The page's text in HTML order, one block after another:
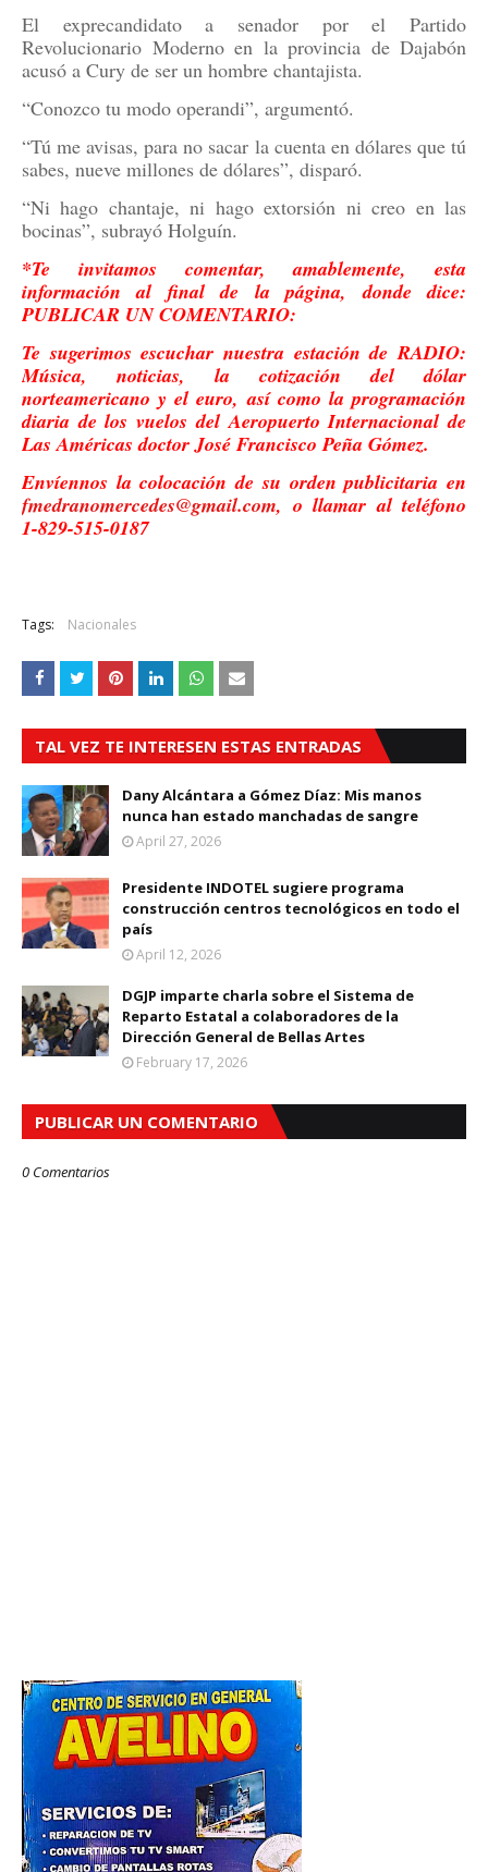
El exprecandidato a senador por el Partido
Revolucionario Moderno en la provincia de Dajabón
acusó a Cury de ser un hombre chantajista.
“Conozco tu modo operandi”, argumentó.
“Tú me avisas, para no sacar la cuenta en dólares que tú
sabes, nueve millones de dólares”, disparó.
“Ni hago chantaje, ni hago extorsión ni creo en las
bocinas”, subrayó Holguín.
*Te invitamos comentar, amablemente, esta
información al final de la página, donde dice:
PUBLICAR UN COMENTARIO:
Te sugerimos escuchar nuestra estación de RADIO:
Música, noticias, la cotización del dólar
norteamericano y el euro, así como la programación
diaria de los vuelos del Aeropuerto Internacional de
Las Américas doctor José Francisco Peña Gómez.
Envíennos la colocación de su orden publicitaria en
fmedranomercedes@gmail.com, o llamar al teléfono
1-829-515-0187
Tags: Nacionales
TAL VEZ TE INTERESEN ESTAS ENTRADAS
Dany Alcántara a Gómez Díaz: Mis manos
nunca han estado manchadas de sangre
April 27, 2026
Presidente INDOTEL sugiere programa
construcción centros tecnológicos en todo el
país
April 12, 2026
DGJP imparte charla sobre el Sistema de
Reparto Estatal a colaboradores de la
Dirección General de Bellas Artes
February 17, 2026
PUBLICAR UN COMENTARIO
0 Comentarios